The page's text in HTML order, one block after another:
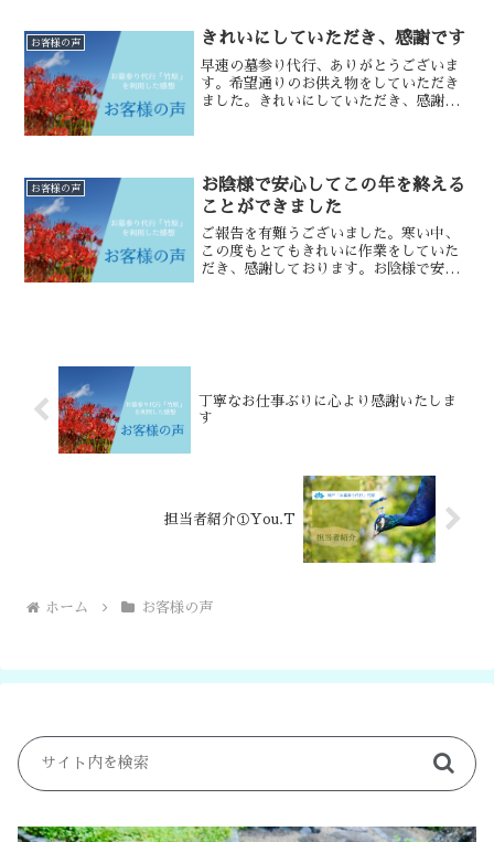
お客様の声 きれいにしていただき、感謝です
早速の墓参り代行、ありがとうございま
す。希望通りのお供え物をしていただき
ました。きれいにしていただき、感謝で
お客様の声
お陰様で安心してこの年を終える
ことができました
ご報告を有難うございました。寒い中、
この度もとてもきれいに作業をしていた
だき、感謝しております。お陰様で安心
丁寧なお仕事ぶりに心より感謝いたしま
す
担当者紹介①You.T
ホーム お客様の声